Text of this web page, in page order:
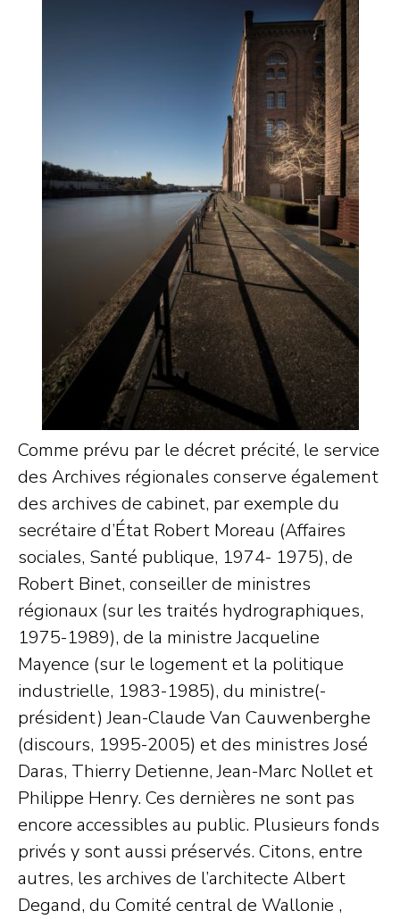
Comme prévu par le décret précité, le service
des Archives régionales conserve également
des archives de cabinet, par exemple du
secrétaire d’État Robert Moreau (Affaires
sociales, Santé publique, 1974- 1975), de
Robert Binet, conseiller de ministres
régionaux (sur les traités hydrographiques,
1975-1989), de la ministre Jacqueline
Mayence (sur le logement et la politique
industrielle, 1983-1985), du ministre(-
président) Jean-Claude Van Cauwenberghe
(discours, 1995-2005) et des ministres José
Daras, Thierry Detienne, Jean-Marc Nollet et
Philippe Henry. Ces dernières ne sont pas
encore accessibles au public. Plusieurs fonds
privés y sont aussi préservés. Citons, entre
autres, les archives de l’architecte Albert
Degand, du Comité central de Wallonie ,